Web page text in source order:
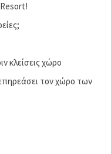
κλείσεις χώρο
τον χώρο των